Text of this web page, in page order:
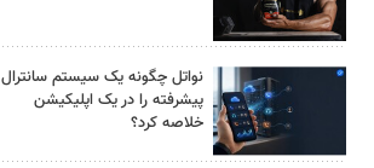
نواتل چگونه یک سیستم سانترال
پیشرفته را در یک اپلیکیشن
خلاصه کرد؟